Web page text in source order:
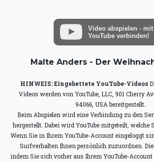
Video abspielen - mit
YouTube verbinden!
Malte Anders - Der
HINWEIS: Eingebettete YouTube-Videos
Videos werden von YouTube, LLC, 901 Cherry
94066, USA bereitgestellt.
Beim Abspielen wird eine Verbindung zu den
hergestellt. Dabei wird YouTube mitgeteilt, welche
Wenn Sie in Ihrem YouTube-Account eingeloggt
Surfverhalten Ihnen persönlich zuzuordnen.
indem Sie sich vorher aus Ihrem YouTube-